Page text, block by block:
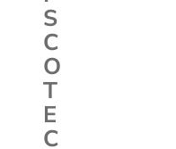
S
C
O
T
E
C